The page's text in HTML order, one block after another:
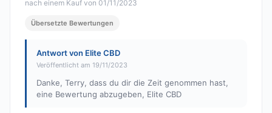
nach einem Kauf von 01/11/2023
Übersetzte Bewertungen
Antwort von Elite CBD
Veröffentlicht am 19/11/2023
Danke, Terry, dass du dir die Zeit genommen hast,
eine Bewertung abzugeben, Elite CBD